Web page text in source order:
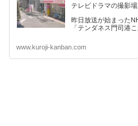
テレビドラマの撮影
昨日放送が始まった
「テンダネス門司港
www.kuroji-kanban.com